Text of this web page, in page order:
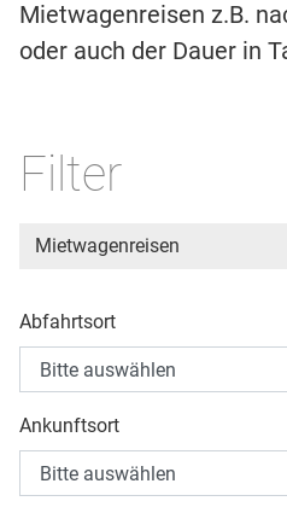
Mietwagenreisen z.B.
oder auch der Dauer in
Filter
Mietwagenreisen
Abfahrtsort
Ankunftsort